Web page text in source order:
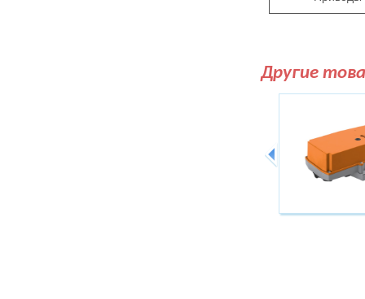
Другие